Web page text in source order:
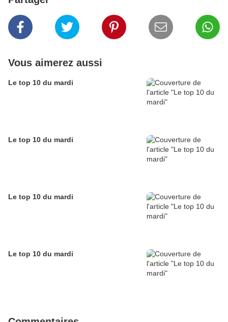
Vous aimerez aussi
Le top 10 du mardi
Le top 10 du mardi
Le top 10 du mardi
Le top 10 du mardi